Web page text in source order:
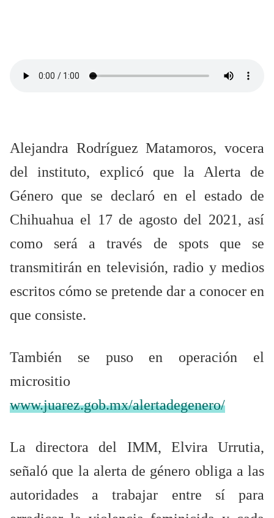
Alejandra Rodríguez Matamoros, vocera
del instituto, explicó que la Alerta de
Género que se declaró en el estado de
Chihuahua el 17 de agosto del 2021, así
como será a través de spots que se
transmitirán en televisión, radio y medios
escritos cómo se pretende dar a conocer en
que consiste.
También se puso en operación el
micrositio
www.juarez.gob.mx/alertadegenero/
La directora del IMM, Elvira Urrutia,
señaló que la alerta de género obliga a las
autoridades a trabajar entre sí para